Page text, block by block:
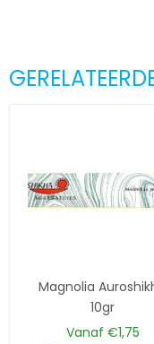
Magnolia
10gr
Vanaf €1,75